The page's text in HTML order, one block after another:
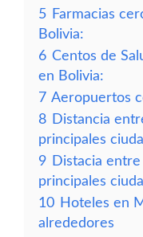
5 Farmacias
Bolivia:
6 Centos de
en Bolivia:
7 Aeropuertos
8 Distancia
principales
9 Distacia
principales
10 Hoteles en
alrededores